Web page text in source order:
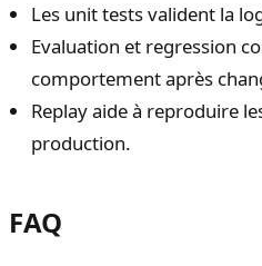
Les unit tests valident la
Evaluation et regression
comportement après
Replay aide à reproduire
production.
FAQ